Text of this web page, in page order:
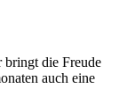
bringt die Freude
auch eine